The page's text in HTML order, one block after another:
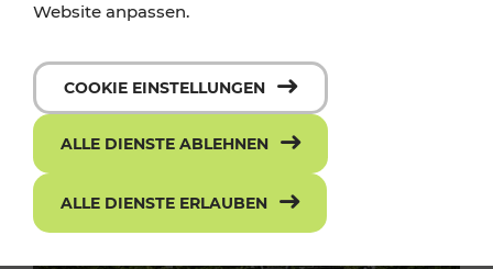
Website anpassen.
COOKIE EINSTELLUNGEN
ALLE DIENSTE ABLEHNEN
ALLE DIENSTE ERLAUBEN